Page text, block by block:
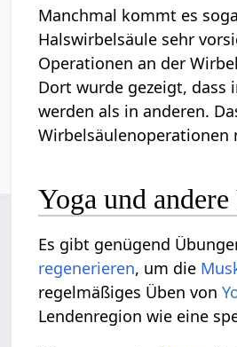
Manchmal kommt es
Halswirbelsäule sehr
Operationen an der
Dort wurde gezeigt, dass
werden als in anderen.
Wirbelsäulenoperationen
Yoga und
Es gibt genügend
regenerieren, um die
regelmäßiges Üben von
Lendenregion wie eine